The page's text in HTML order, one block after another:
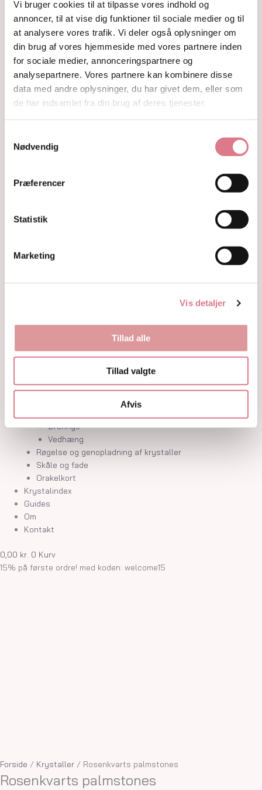
Vi bruger cookies til at tilpasse vores indhold og
annoncer, til at vise dig funktioner til sociale medier og til
at analysere vores trafik. Vi deler også oplysninger om
din brug af vores hjemmeside med vores partnere inden
for sociale medier, annonceringspartnere og
analysepartnere. Vores partnere kan kombinere disse
data med andre oplysninger, du har givet dem, eller som
de har indsamlet fra din brug af deres tjenester.
Nødvendig
Præferencer
Statistik
Marketing
Vis detaljer
Tillad alle
Tillad valgte
Afvis
Om
Kontakt
Shop
Krystaller
Rå Krystaller
Polerede Krystaller
Sommerfugle og kvindekroppe
Lommesten
Krystaller opdelt efter farve
Lilla og lavendel krystaller
Pink og fersken krystaller
Gule og guld krystaller
Røde, orange og kobber krystaller
Armbånd
Øreringe
Vedhæng
Røgelse og genopladning af krystaller
Skåle og fade
Orakelkort
Krystalindex
Guides
Om
Kontakt
0,00 kr. 0 Kurv
15% på første ordre! med koden: welcome15
Forside / Krystaller / Rosenkvarts palmstones
Rosenkvarts palmstones